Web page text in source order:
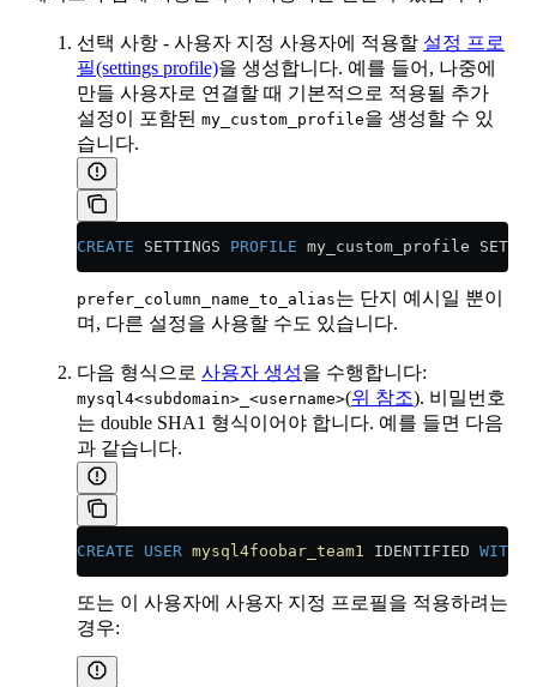
선택 사항 - 사용자 지정 사용자에 적용할 설정 프로
필(settings profile)을 생성합니다. 예를 들어, 나중에
만들 사용자로 연결할 때 기본적으로 적용될 추가
설정이 포함된 my_custom_profile을 생성할 수 있
습니다.
CREATE SETTINGS PROFILE my_custom_profile
prefer_column_name_to_alias는 단지 예시일 뿐이
며, 다른 설정을 사용할 수도 있습니다.
다음 형식으로 사용자 생성을 수행합니다:
mysql4<subdomain>_<username>(위 참조). 비밀번호
는 double SHA1 형식이어야 합니다. 예를 들면 다음
과 같습니다.
CREATE USER mysql4foobar_team1 IDENTIFIED WITH
또는 이 사용자에 사용자 지정 프로필을 적용하려는
경우: